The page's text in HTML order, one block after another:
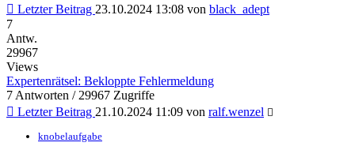
Letzter Beitrag 23.10.2024 13:08 von black_adept
7
Antw.
29967
Views
Expertenrätsel: Bekloppte Fehlermeldung
7 Antworten / 29967 Zugriffe
Letzter Beitrag 21.10.2024 11:09 von ralf.wenzel
knobelaufgabe